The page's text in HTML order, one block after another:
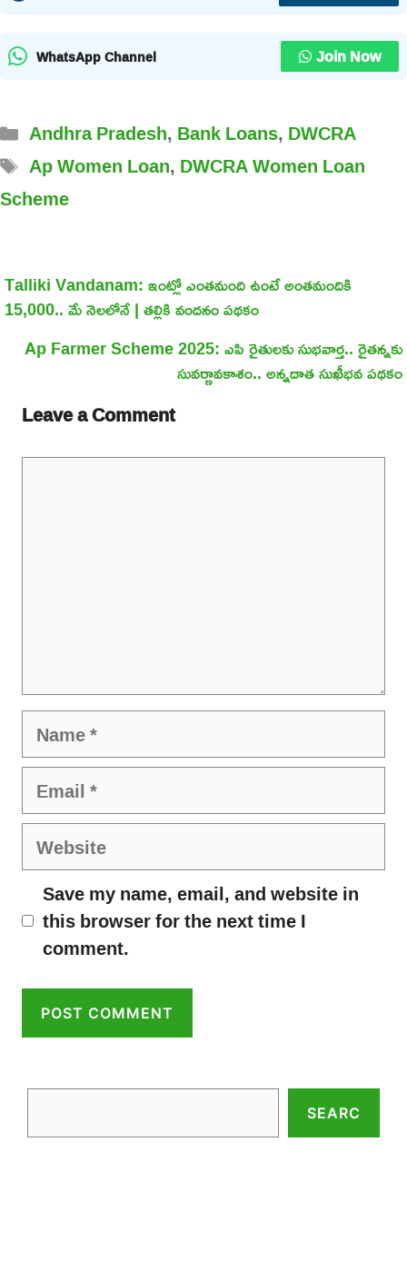
WhatsApp Channel Join Now
Categories
Andhra Pradesh,Bank Loans,DWCRA
Tags
Ap Women Loan,DWCRA Women Loan
Scheme
Talliki Vandanam: ఇంట్లో ఎంతమంది ఉంటే అంతమందికి
15,000.. మే నెలలోనే | తల్లికి వందనం పథకం
Ap Farmer Scheme 2025: ఎపి రైతులకు సుభవార్త.. రైతన్నకు
సువర్ణావకాశం.. అన్నదాత సుఖీభవ పథకం
Leave a Comment
Name
Email
Website
Save my name, email, and website in
this browser for the next time I
comment.
SEARC